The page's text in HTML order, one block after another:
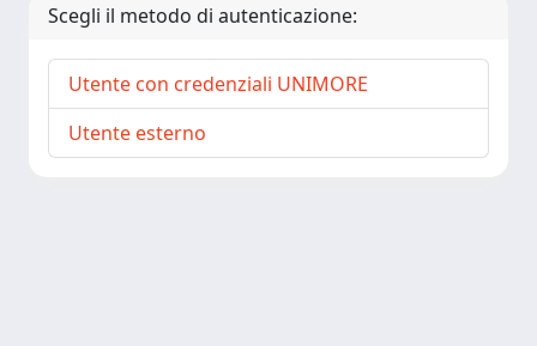
Scegli il metodo di autenticazione:
Utente con credenziali UNIMORE
Utente esterno